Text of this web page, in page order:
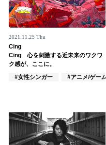
2021.11.25 Thu
Cing
Cing 心を刺激する近未来のワクワ
ク感が、ここに。
#女性シンガー
#アニメ/ゲーム